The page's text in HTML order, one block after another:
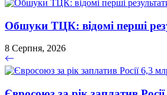
Обшуки ТЦК: відомі перші
8 Серпня, 2026